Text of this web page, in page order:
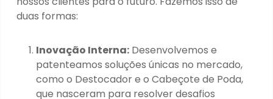
duas formas:
Inovação Interna: Desenvolvemos e
patenteamos soluções únicas no mercado,
como o Destocador e o Cabeçote de Poda,
que nasceram para resolver desafios